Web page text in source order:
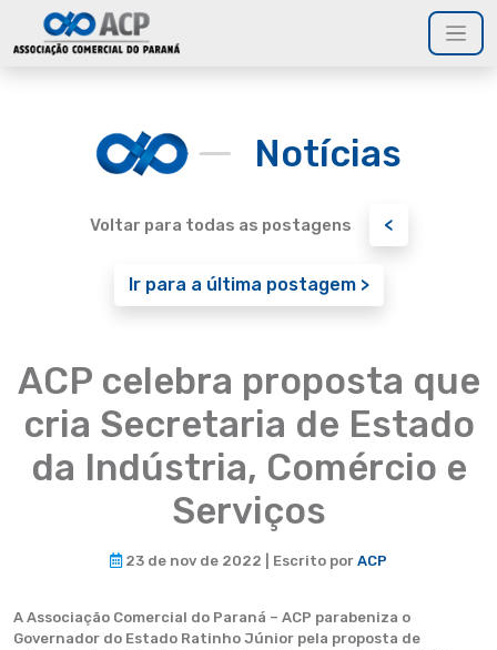
Notícias
Voltar para todas as postagens <
Ir para a última postagem >
ACP celebra proposta que
cria Secretaria de Estado
da Indústria, Comércio e
Serviços
23 de nov de 2022 | Escrito por ACP
A Associação Comercial do Paraná – ACP parabeniza o
Governador do Estado Ratinho Júnior pela proposta de